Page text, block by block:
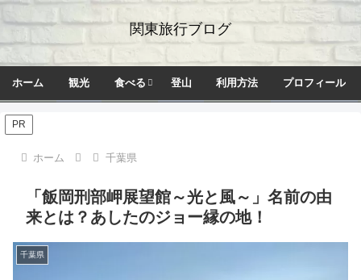
関東旅行ブログ
ホーム 観光 食べる 登山 利用方法 プロフィール
PR
ホーム 千葉県
「飯岡刑部岬展望館～光と風～」名前の由
来とは？あしたのジョー縁の地！
千葉県